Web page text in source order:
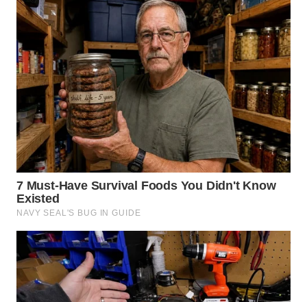
WN
PAKPAK
WN
KARAWANG
WN
BEKASI
WN
BOGOR
WN
WN
TAPANULI
UTARA